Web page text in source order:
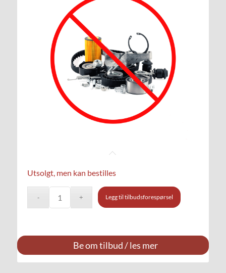
Utsolgt, men kan bestilles
Legg til tilbudsforespørsel
Be om tilbud / les mer